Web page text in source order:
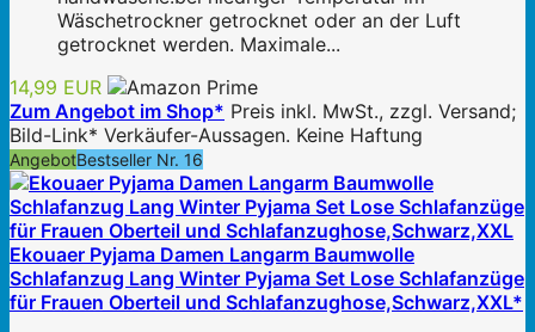
Wäschetrockner getrocknet oder an der Luft
getrocknet werden. Maximale...
14,99 EUR
Zum Angebot im Shop* Preis inkl. MwSt., zzgl. Versand;
Bild-Link* Verkäufer-Aussagen. Keine Haftung
AngebotBestseller Nr. 16
Ekouaer Pyjama Damen Langarm Baumwolle
Schlafanzug Lang Winter Pyjama Set Lose Schlafanzüge
für Frauen Oberteil und Schlafanzughose,Schwarz,XXL*